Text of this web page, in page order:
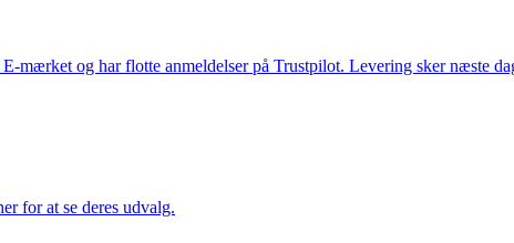
og har flotte anmeldelser på Trustpilot. Levering sker næste
for at se deres udvalg.